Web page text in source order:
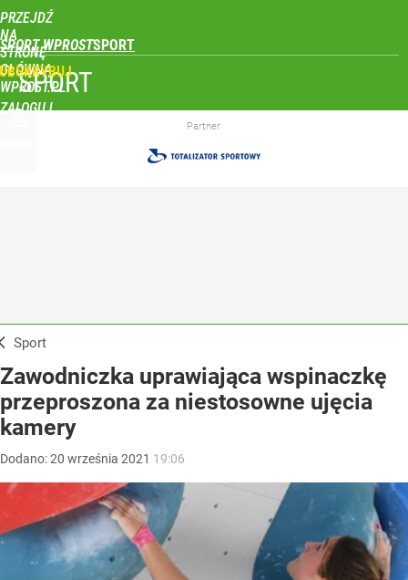
PRZEJDŹ
NA
STRONĘ
GŁÓWNĄ
WPROST.PL
SPORT WPROST
ZALOGUJ
SPORT
Partner
Sport
Zawodniczka uprawiająca wspinaczkę
przeproszona za niestosowne ujęcia
kamery
Dodano:20 września 2021 19:06